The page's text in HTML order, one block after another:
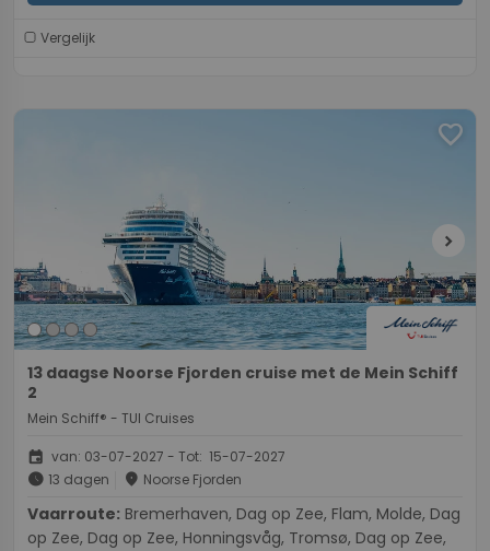
Vergelijk
favorite
chevron_right
13 daagse Noorse Fjorden cruise met de Mein Schiff
2
Mein Schiff® - TUI Cruises
event van: 03-07-2027 - Tot: 15-07-2027
schedule 13 dagen place Noorse Fjorden
Vaarroute:
op Zee, Dag op Zee, Honningsvåg, Tromsø, Dag op Zee,